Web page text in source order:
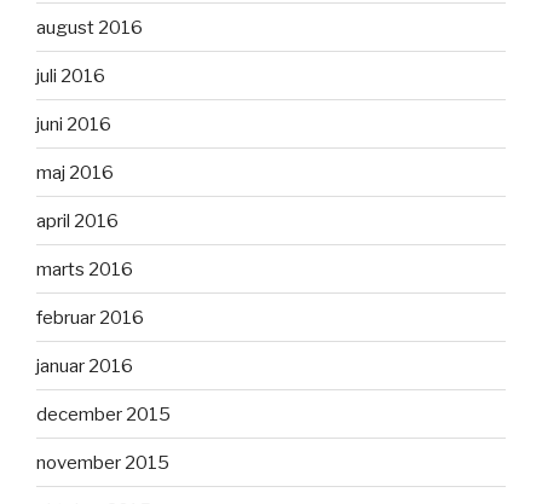
august 2016
juli 2016
juni 2016
maj 2016
april 2016
marts 2016
februar 2016
januar 2016
december 2015
november 2015